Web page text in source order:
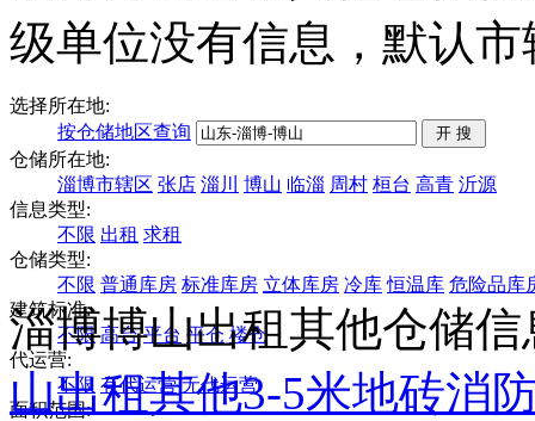
级单位没有信息，默认
选择所在地:
按仓储地区查询
仓储所在地:
淄博市辖区 张店 淄川 博山 临淄 周村 桓台 高青 沂源
信息类型:
不限 出租 求租
仓储类型:
不限 普通库房 标准库房 立体库房 冷库 恒温库 危险品库
建筑标准:
不限 高台 平台 平仓 楼仓
代运营:
不限 有代运营 无代运营
面积范围:
淄博博山出租其他仓储信
山出租其他3-5米地砖消